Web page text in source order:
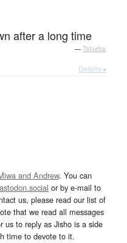
after a long time
— Tatoeba
Details ▸
and Andrew. You can
or by e-mail to
us, please read our list of
that we read all messages
to reply as Jisho is a side
time to devote to it.